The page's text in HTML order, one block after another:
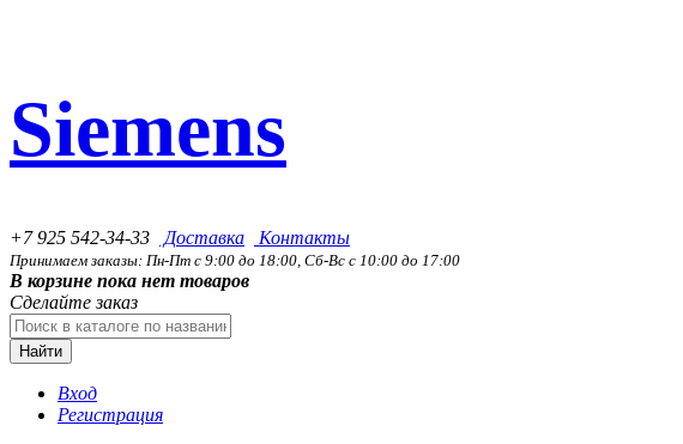
Siemens
+7 925 542-34-33 Доставка Контакты
Принимаем заказы: Пн-Пт с 9:00 до 18:00, Сб-Вс с 10:00 до 17:00
В корзине пока нет товаров
Сделайте заказ
Найти
Вход
Регистрация